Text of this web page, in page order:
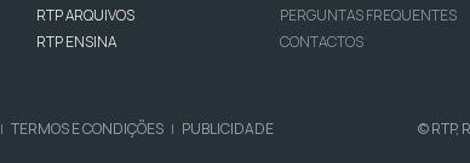
RTP ARQUIVOS
RTP ENSINA
PERGUNTAS FREQUENTES
CONTACTOS
| TERMOS E CONDIÇÕES | PUBLICIDADE © RTP,